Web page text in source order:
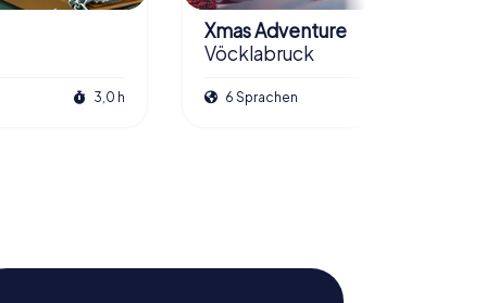
3,0 h
Xmas Adventure
Vöcklabruck
6 Sprachen